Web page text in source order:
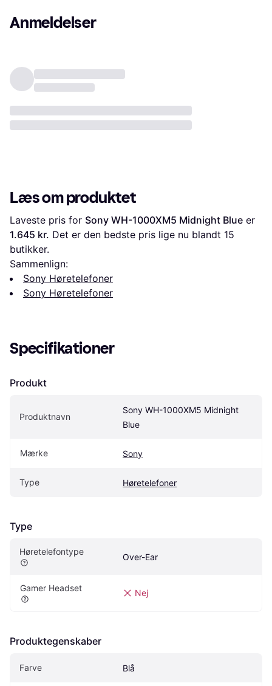
Anmeldelser
Læs om produktet
Laveste pris for Sony WH-1000XM5 Midnight Blue
1.645 kr. Det er den bedste pris lige nu blandt 15
butikker.
Sammenlign:
Sony Høretelefoner
Sony Høretelefoner
Specifikationer
Produkt
Produktnavn
Sony WH-1000XM5 Midnight
Blue
Mærke Sony
Type Høretelefoner
Type
Høretelefontype
Over-Ear
Gamer Headset Nej
Produktegenskaber
Farve Blå